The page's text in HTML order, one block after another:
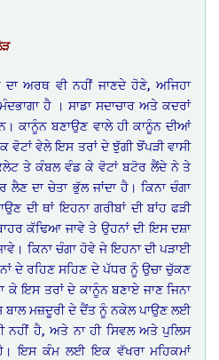
ਅਰਥ ਵੀ ਨਹੀਂ ਜਾਣਦੇ ਹੋਣੇ, ਅਜਿਹਾ
ਹੈ । ਸਾਡਾ ਸਦਾਚਾਰ ਅਤੇ ਕਦਰਾਂ
ਕਾਨੂੰਨ ਬਣਾਉਣ ਵਾਲੇ ਹੀ ਕਾਨੂੰਨ ਦੀਆਂ
ਵੇਲੇ ਇਸ ਤਰਾਂ ਦੇ ਝੁੱਗੀ ਝੋਂਪੜੀ ਵਾਸੀ
ਤੇ ਕੰਬਲ ਵੰਡ ਕੇ ਵੋਟਾਂ ਬਟੋਰ ਲੈਂਦੇ ਨੇ ਤੇ
ਲੈਣ ਦਾ ਚੇਤਾ ਭੁੱਲ ਜਾਂਦਾ ਹੈ। ਕਿਨਾ ਚੰਗਾ
ਦੀ ਥਾਂ ਇਹਨਾ ਗਰੀਬਾਂ ਦੀ ਬਾਂਹ ਫੜੀ
ਕੱਢਿਆ ਜਾਵੇ ਤੇ ਉਹਨਾਂ ਦੀ ਇਸ ਦਸ਼ਾ
ਕਿਨਾ ਚੰਗਾ ਹੋਵੇ ਜੇ ਇਹਨਾ ਦੀ ਪੜਾਈ
ਦੇ ਰਹਿਣ ਸਹਿਣ ਦੇ ਪੱਧਰ ਨੂੰ ਉਚਾ ਚੁੱਕਣ
ਕੇ ਇਸ ਤਰਾਂ ਦੇ ਕਾਨੂੰਨ ਬਣਾਏ ਜਾਣ ਜਿਨਾ
ਮਜ਼ਦੂਰੀ ਦੇ ਦੈਂਤ ਨੂੰ ਨਕੇਲ ਪਾਉਣ ਲਈ
ਨਹੀਂ ਹੈ, ਅਤੇ ਨਾ ਹੀ ਸਿਵਲ ਅਤੇ ਪੁਲਿਸ
ਇਸ ਕੰਮ ਲਈ ਇਕ ਵੱਖਰਾ ਮਹਿਕਮਾਂ